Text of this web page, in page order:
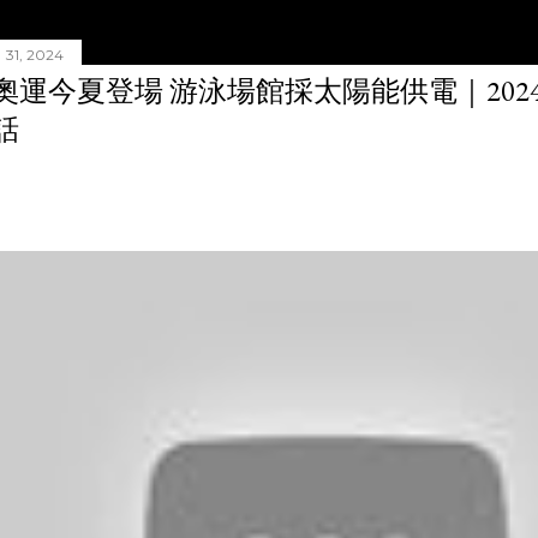
31, 2024
運今夏登場 游泳場館採太陽能供電｜